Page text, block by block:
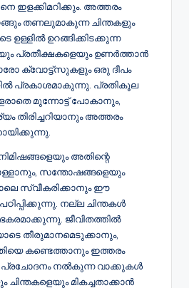
ഇളക്കിമറിക്കും. അത്തരം
തണലുമാകുന്ന ചിന്തകളും
ഉറങ്ങിക്കിടക്കുന്ന
പ്രതീക്ഷകളെയും ഉണർത്താൻ
ക്വോട്ട്സുകളും ഒരു ദീപം
പ്രകാശമാകുന്നു. പ്രതികൂല
മുന്നോട്ട് പോകാനും,
തിരിച്ചറിയാനും അത്തരം
അതിന്റെ
സന്തോഷങ്ങളെയും
സ്വീകരിക്കാനും ഈ
നല്ല ചിന്തകൾ
ജീവിതത്തിൽ
തീരുമാനമെടുക്കാനും,
കണ്ടെത്താനും ഇത്തരം
പ്രചോദനം നൽകുന്ന വാക്കുകൾ
ചിന്തകളെയും മികച്ചതാക്കാൻ